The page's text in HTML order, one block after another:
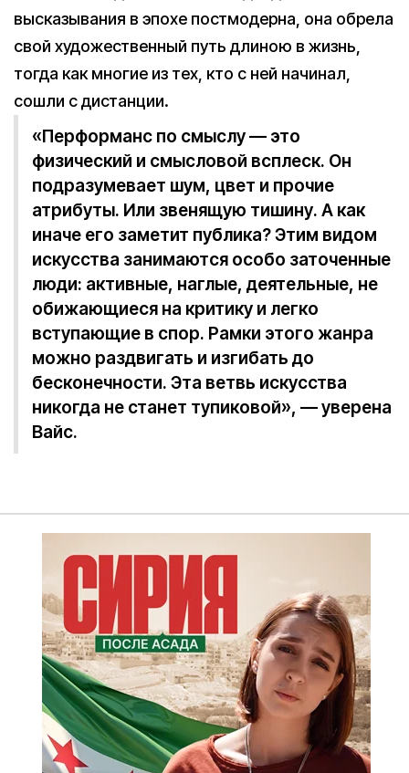
высказывания в эпохе постмодерна, она обрела
свой художественный путь длиною в жизнь,
тогда как многие из тех, кто с ней начинал,
сошли с дистанции.
«Перформанс по смыслу — это
физический и смысловой всплеск. Он
подразумевает шум, цвет и прочие
атрибуты. Или звенящую тишину. А как
иначе его заметит публика? Этим видом
искусства занимаются особо заточенные
люди: активные, наглые, деятельные, не
обижающиеся на критику и легко
вступающие в спор. Рамки этого жанра
можно раздвигать и изгибать до
бесконечности. Эта ветвь искусства
никогда не станет тупиковой», — уверена
Вайс.